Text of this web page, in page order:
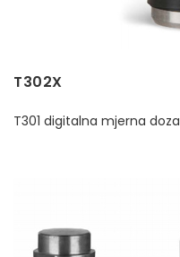
T302X
T301 digitalna mjerna doza